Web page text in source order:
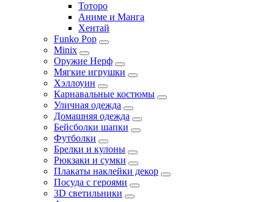
Тоторо
Аниме и Манга
Хентай
Funko Pop
Minix
Оружие Нерф
Мягкие игрушки
Хэллоуин
Карнавальные костюмы
Уличная одежда
Домашняя одежда
Бейсболки шапки
Футболки
Брелки и кулоны
Рюкзаки и сумки
Плакаты наклейки декор
Посуда с героями
3D светильники